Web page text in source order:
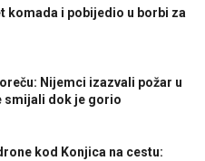
komada i pobijedio u borbi za
Nijemci izazvali požar u
smijali dok je gorio
kod Konjica na cestu: